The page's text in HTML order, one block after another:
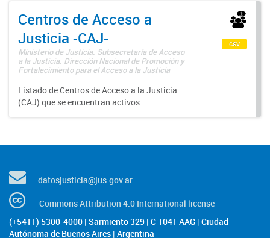
Centros de Acceso a
Justicia -CAJ-
Ministerio de Justicia. Subsecretaría de Acceso
a la Justicia. Dirección Nacional de Promoción y
Fortalecimiento para el Acceso a la Justicia
Listado de Centros de Acceso a la Justicia
(CAJ) que se encuentran activos.
csv
datosjusticia@jus.gov.ar
Commons Attribution 4.0 International license
(+5411) 5300-4000 | Sarmiento 329 | C 1041 AAG | Ciudad
Autónoma de Buenos Aires | Argentina